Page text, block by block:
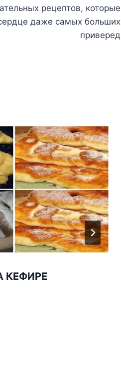
рецептов, которые
даже самых больших
приверед
КЕФИРЕ